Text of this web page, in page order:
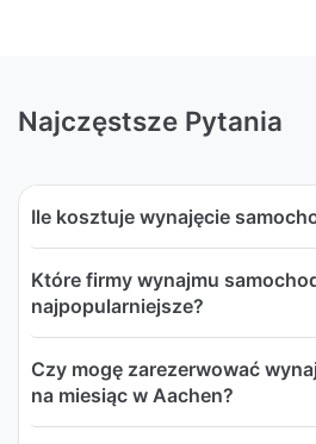
Najczęstsze Pytania
Ile kosztuje wynajęcie
Które firmy wynajmu
najpopularniejsze?
Czy mogę zarezerwować
na miesiąc w Aachen?